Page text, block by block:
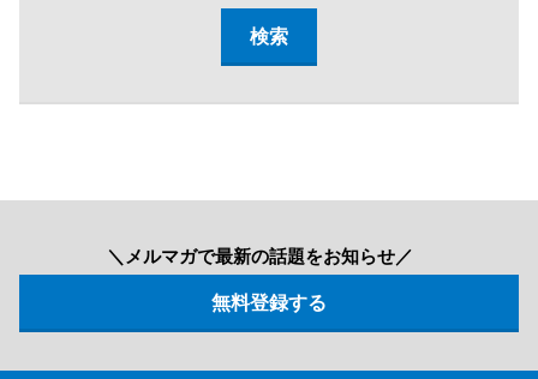
＼メルマガで最新の話題をお知らせ／